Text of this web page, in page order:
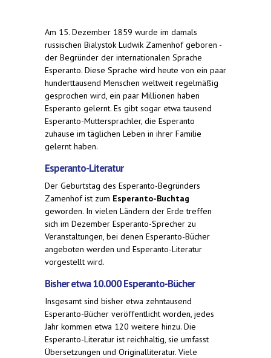
Am 15. Dezember 1859 wurde im damals
russischen Bialystok Ludwik Zamenhof geboren -
der Begründer der internationalen Sprache
Esperanto. Diese Sprache wird heute von ein paar
hunderttausend Menschen weltweit regelmäßig
gesprochen wird, ein paar Millionen haben
Esperanto gelernt. Es gibt sogar etwa tausend
Esperanto-Muttersprachler, die Esperanto
zuhause im täglichen Leben in ihrer Familie
gelernt haben.
Esperanto-Literatur
Der Geburtstag des Esperanto-Begründers
Zamenhof ist zum Esperanto-Buchtag
geworden. In vielen Ländern der Erde treffen
sich im Dezember Esperanto-Sprecher zu
Veranstaltungen, bei denen Esperanto-Bücher
angeboten werden und Esperanto-Literatur
vorgestellt wird.
Bisher etwa 10.000 Esperanto-Bücher
Insgesamt sind bisher etwa zehntausend
Esperanto-Bücher veröffentlicht worden, jedes
Jahr kommen etwa 120 weitere hinzu. Die
Esperanto-Literatur ist reichhaltig, sie umfasst
Übersetzungen und Originalliteratur. Viele